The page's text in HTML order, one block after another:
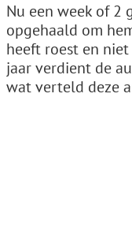
Nu een week of 2
opgehaald om
heeft roest en
jaar verdient de
wat verteld deze